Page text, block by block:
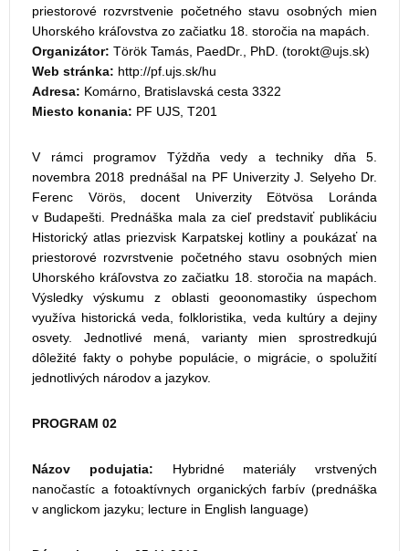
priestorové rozvrstvenie početného stavu osobných mien
Uhorského kráľovstva zo začiatku 18. storočia na mapách.
Organizátor: Török Tamás, PaedDr., PhD. (
)
Web stránka: http://pf.ujs.sk/hu
Adresa: Komárno, Bratislavská cesta 3322
Miesto konania: PF UJS, T201
V rámci programov Týždňa vedy a techniky dňa 5.
novembra 2018 prednášal na PF Univerzity J. Selyeho Dr.
Ferenc Vörös, docent Univerzity Eötvösa Loránda
v Budapešti. Prednáška mala za cieľ predstaviť publikáciu
Historický atlas priezvisk Karpatskej kotliny a poukázať na
priestorové rozvrstvenie početného stavu osobných mien
Uhorského kráľovstva zo začiatku 18. storočia na mapách.
Výsledky výskumu z oblasti geoonomastiky úspechom
využíva historická veda, folkloristika, veda kultúry a dejiny
osvety. Jednotlivé mená, varianty mien sprostredkujú
dôležité fakty o pohybe populácie, o migrácie, o spolužití
jednotlivých národov a jazykov.
PROGRAM 02
Názov podujatia: Hybridné materiály vrstvených
nanočastíc a fotoaktívnych organických farbív (prednáška
v anglickom jazyku; lecture in English language)